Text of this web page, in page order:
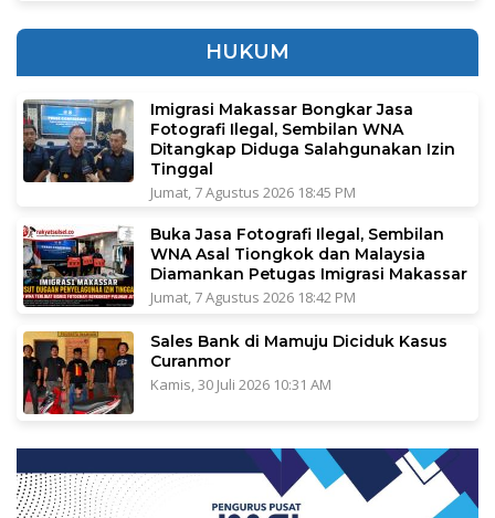
HUKUM
Imigrasi Makassar Bongkar Jasa
Fotografi Ilegal, Sembilan WNA
Ditangkap Diduga Salahgunakan Izin
Tinggal
Jumat, 7 Agustus 2026 18:45 PM
Buka Jasa Fotografi Ilegal, Sembilan
WNA Asal Tiongkok dan Malaysia
Diamankan Petugas Imigrasi Makassar
Jumat, 7 Agustus 2026 18:42 PM
Sales Bank di Mamuju Diciduk Kasus
Curanmor
Kamis, 30 Juli 2026 10:31 AM